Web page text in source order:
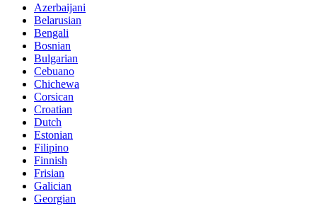
Azerbaijani
Belarusian
Bengali
Bosnian
Bulgarian
Cebuano
Chichewa
Corsican
Croatian
Dutch
Estonian
Filipino
Finnish
Frisian
Galician
Georgian